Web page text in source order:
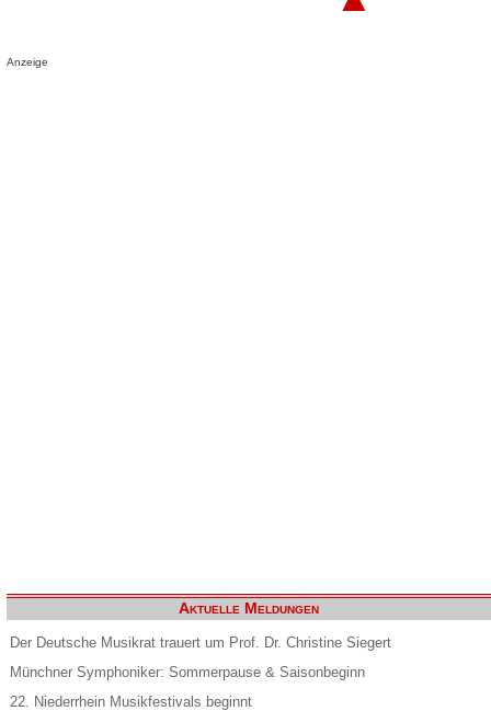
Anzeige
Aktuelle Meldungen
Der Deutsche Musikrat trauert um Prof. Dr. Christine Siegert
Münchner Symphoniker: Sommerpause & Saisonbeginn
22. Niederrhein Musikfestivals beginnt